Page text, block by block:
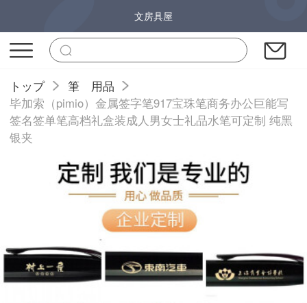
文房具屋
トップ
筆 用品
毕加索（pimio）金属签字笔917宝珠笔商务办公巨能写
签名签单笔高档礼盒装成人男女士礼品水笔可定制 纯黑
银夹